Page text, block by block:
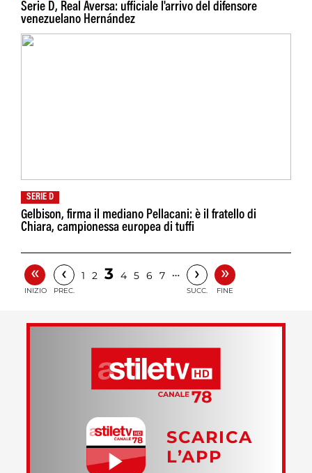
Serie D, Real Aversa: ufficiale l'arrivo del difensore
venezuelano Hernández
SERIE D
Gelbison, firma il mediano Pellacani: è il fratello di
Chiara, campionessa europea di tuffi
«
INIZIO
‹
PREC.
1 2 3 4 5 6 7 … ›
SUCC.
»
FINE
SCARICA
L’APP